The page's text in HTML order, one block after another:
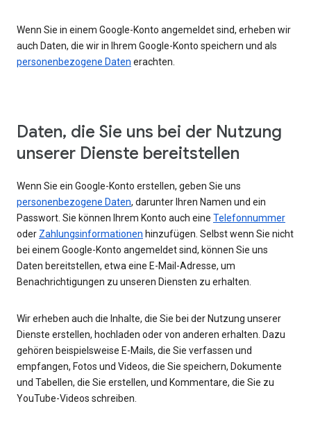
Wenn Sie in einem Google-Konto angemeldet sind, erheben wir
auch Daten, die wir in Ihrem Google-Konto speichern und als
personenbezogene Daten erachten.
Daten, die Sie uns bei der Nutzung
unserer Dienste bereitstellen
Wenn Sie ein Google-Konto erstellen, geben Sie uns
personenbezogene Daten, darunter Ihren Namen und ein
Passwort. Sie können Ihrem Konto auch eine Telefonnummer
oder Zahlungsinformationen hinzufügen. Selbst wenn Sie nicht
bei einem Google-Konto angemeldet sind, können Sie uns
Daten bereitstellen, etwa eine E-Mail-Adresse, um
Benachrichtigungen zu unseren Diensten zu erhalten.
Wir erheben auch die Inhalte, die Sie bei der Nutzung unserer
Dienste erstellen, hochladen oder von anderen erhalten. Dazu
gehören beispielsweise E-Mails, die Sie verfassen und
empfangen, Fotos und Videos, die Sie speichern, Dokumente
und Tabellen, die Sie erstellen, und Kommentare, die Sie zu
YouTube-Videos schreiben.